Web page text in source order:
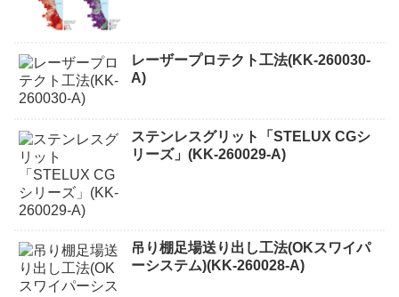
レーザープロテクト⼯法(KK-260030-
A)
ステンレスグリット「STELUX CGシ
リーズ」(KK-260029-A)
吊り棚足場送り出し工法(OKスワイパ
ーシステム)(KK-260028-A)